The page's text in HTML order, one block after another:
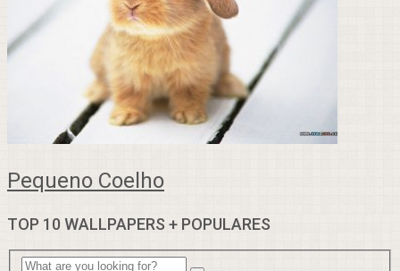
Pequeno Coelho
TOP 10 WALLPAPERS + POPULARES